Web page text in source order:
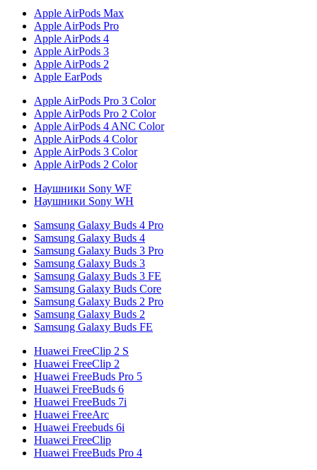
Apple AirPods Max
Apple AirPods Pro
Apple AirPods 4
Apple AirPods 3
Apple AirPods 2
Apple EarPods
Apple AirPods Pro 3 Color
Apple AirPods Pro 2 Color
Apple AirPods 4 ANC Color
Apple AirPods 4 Color
Apple AirPods 3 Color
Apple AirPods 2 Color
Наушники Sony WF
Наушники Sony WH
Samsung Galaxy Buds 4 Pro
Samsung Galaxy Buds 4
Samsung Galaxy Buds 3 Pro
Samsung Galaxy Buds 3
Samsung Galaxy Buds 3 FE
Samsung Galaxy Buds Core
Samsung Galaxy Buds 2 Pro
Samsung Galaxy Buds 2
Samsung Galaxy Buds FE
Huawei FreeClip 2 S
Huawei FreeClip 2
Huawei FreeBuds Pro 5
Huawei FreeBuds 6
Huawei FreeBuds 7i
Huawei FreeArc
Huawei Freebuds 6i
Huawei FreeClip
Huawei FreeBuds Pro 4